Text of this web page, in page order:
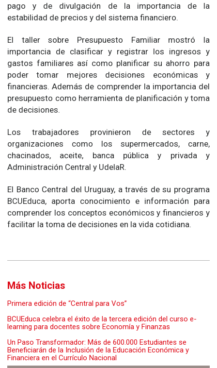
pago y de divulgación de la importancia de la
estabilidad de precios y del sistema financiero.
El taller sobre Presupuesto Familiar mostró la
importancia de clasificar y registrar los ingresos y
gastos familiares así como planificar su ahorro para
poder tomar mejores decisiones económicas y
financieras. Además de comprender la importancia del
presupuesto como herramienta de planificación y toma
de decisiones.
Los trabajadores provinieron de sectores y
organizaciones como los supermercados, carne,
chacinados, aceite, banca pública y privada y
Administración Central y UdelaR.
El Banco Central del Uruguay, a través de su programa
BCUEduca, aporta conocimiento e información para
comprender los conceptos económicos y financieros y
facilitar la toma de decisiones en la vida cotidiana.
Más Noticias
Primera edición de “Central para Vos”
BCUEduca celebra el éxito de la tercera edición del curso e-
learning para docentes sobre Economía y Finanzas
Un Paso Transformador: Más de 600.000 Estudiantes se
Beneficiarán de la Inclusión de la Educación Económica y
Financiera en el Currículo Nacional